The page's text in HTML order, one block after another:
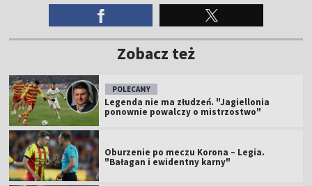
Zobacz też
POLECAMY
Legenda nie ma złudzeń. "Jagiellonia
ponownie powalczy o mistrzostwo"
Oburzenie po meczu Korona – Legia.
"Bałagan i ewidentny karny"